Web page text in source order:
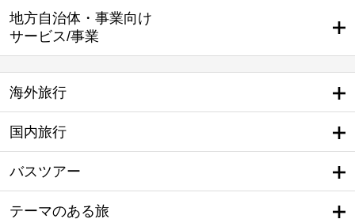
地方自治体・事業向け
サービス/事業
海外旅行
国内旅行
バスツアー
テーマのある旅